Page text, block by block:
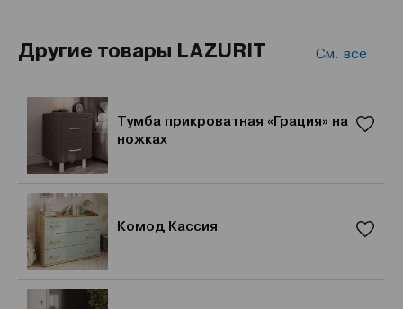
Другие товары LAZURIT См. все
Тумба прикроватная «Грация» на
ножках
Комод Кассия